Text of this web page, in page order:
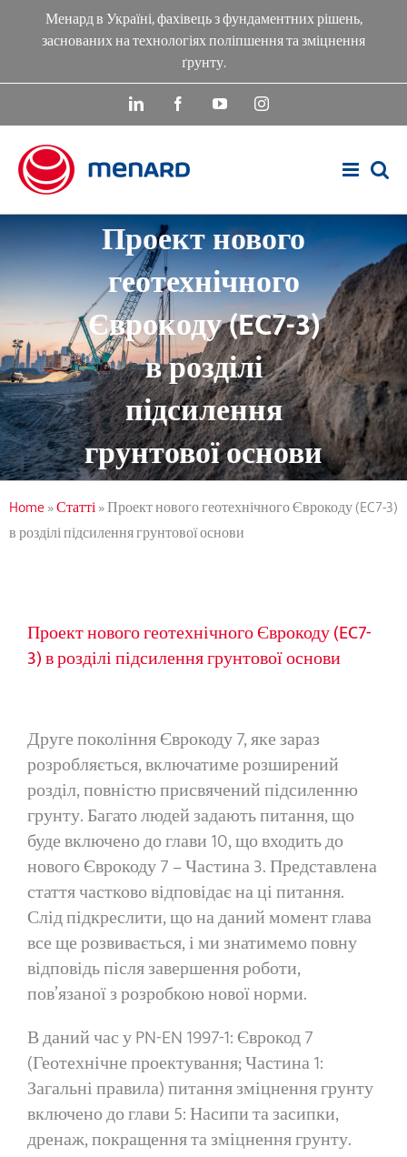
Менард в Україні, фахівець з фундаментних рішень,
заснованих на технологіях поліпшення та зміцнення
ґрунту.
LinkedIn FacebookYouTubeInstagram
Проект нового
геотехнічного
Єврокоду (EC7-3)
в розділі
підсилення
грунтової основи
Home»Статті»Проект нового геотехнічного Єврокоду (EC7-3)
в розділі підсилення грунтової основи
Проект нового геотехнічного Єврокоду (EC7-
3) в розділі підсилення грунтової основи
Друге покоління Єврокоду 7, яке зараз
розробляється, включатиме розширений
розділ, повністю присвячений підсиленню
грунту. Багато людей задають питання, що
буде включено до глави 10, що входить до
нового Єврокоду 7 – Частина 3. Представлена
​​стаття частково відповідає на ці питання.
Слід підкреслити, що на даний момент глава
все ще розвивається, і ми знатимемо повну
відповідь після завершення роботи,
пов’язаної з розробкою нової норми.
В даний час у PN-EN 1997-1: Єврокод 7
(Геотехнічне проектування; Частина 1:
Загальні правила) питання зміцнення грунту
включено до глави 5: Насипи та засипки,
дренаж, покращення та зміцнення грунту.